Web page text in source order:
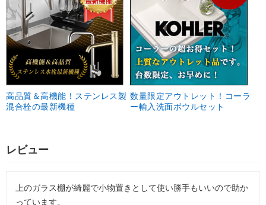
高品質＆高機能！ステンレス製
混合栓の最新機種
数量限定アウトレット！コーラ
ー輸入洗面ボウルセット
レビュー
上のガラス棚が綺麗で小物置きとして使い勝手もいいので助か
っています。